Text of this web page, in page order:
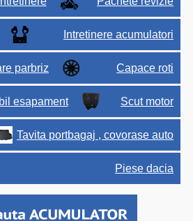
Intretinere acumulatori
parbriz Capace roti
esapament Scut motor
Tavita portbagaj , covorase auto
Piese dacia